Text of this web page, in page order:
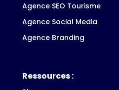
Agence SEO Tourisme
Agence Social Media
Agence Branding
Ressources :